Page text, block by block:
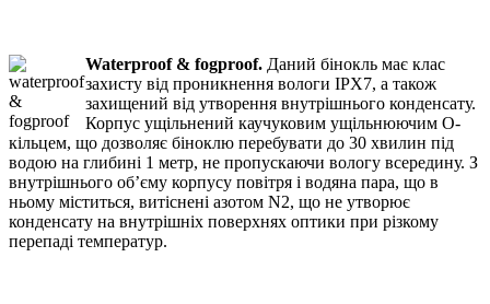
Waterproof & fogproof. Даний бінокль має клас
захисту від проникнення вологи IPX7, а також
захищений від утворення внутрішнього конденсату.
Корпус ущільнений каучуковим ущільнюючим O-
кільцем, що дозволяє біноклю перебувати до 30 хвилин під
водою на глибині 1 метр, не пропускаючи вологу всередину. З
внутрішнього об’єму корпусу повітря і водяна пара, що в
ньому міститься, витіснені азотом N2, що не утворює
конденсату на внутрішніх поверхнях оптики при різкому
перепаді температур.